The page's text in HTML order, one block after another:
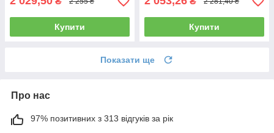
Купити Купити
Показати ще
Про нас
97% позитивних з 313 відгуків за рік